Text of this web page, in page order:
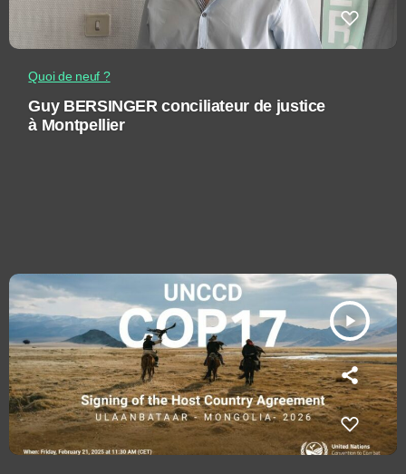
Quoi de neuf ?
Guy BERSINGER conciliateur de justice
à Montpellier
play_arrow